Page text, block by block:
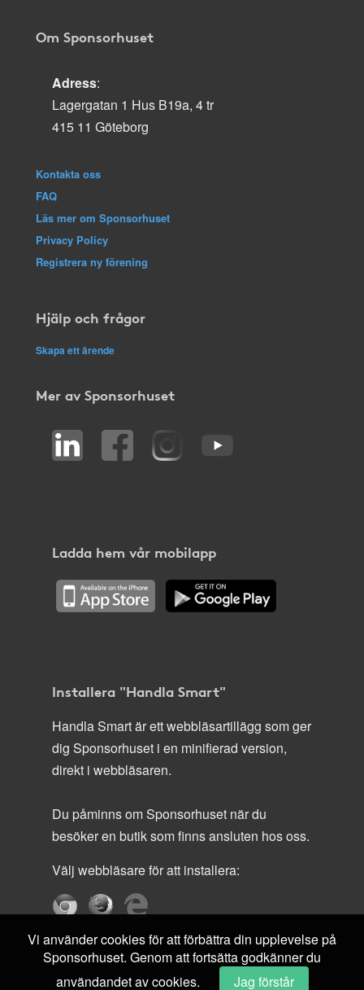
Om Sponsorhuset
Adress:
Lagergatan 1 Hus B19a, 4 tr
415 11 Göteborg
Kontakta oss
FAQ
Läs mer om Sponsorhuset
Privacy Policy
Registrera ny förening
Hjälp och frågor
Skapa ett ärende
Mer av Sponsorhuset
Ladda hem vår mobilapp
Installera "Handla Smart"
Handla Smart är ett webbläsartillägg som ger
dig Sponsorhuset i en minifierad version,
direkt i webbläsaren.
Du påminns om Sponsorhuset när du
besöker en butik som finns ansluten hos oss.
Välj webbläsare för att installera:
Vi använder cookies för att förbättra din upplevelse på
Sponsorhuset. Genom att fortsätta godkänner du
användandet av cookies.
Jag förstår